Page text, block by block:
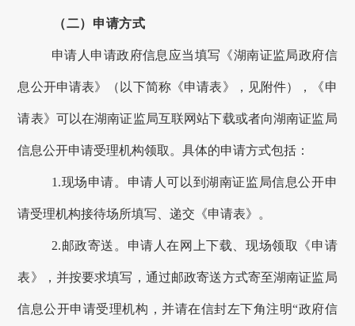
（二）申请方式
申请人申请政府信息应当填写《湖南证监局政府信
息公开申请表》（以下简称《申请表》，见附件），《申
请表》可以在湖南证监局互联网站下载或者向湖南证监局
信息公开申请受理机构领取。具体的申请方式包括：
1.现场申请。申请人可以到湖南证监局信息公开申
请受理机构接待场所填写、递交《申请表》。
2.邮政寄送。申请人在网上下载、现场领取《申请
表》，并按要求填写，通过邮政寄送方式寄至湖南证监局
信息公开申请受理机构，并请在信封左下角注明“政府信